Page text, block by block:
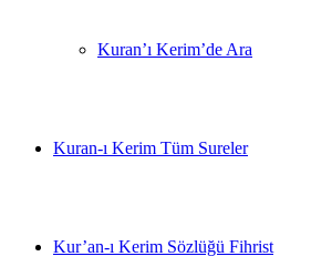
Kuran’ı Kerim’de Ara
Kuran-ı Kerim Tüm Sureler
Kur’an-ı Kerim Sözlüğü Fihrist